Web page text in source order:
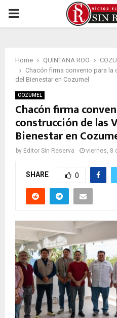
PRIMARY
Home QUINTANA ROO
Chacón firma convenio para
del Bienestar en Cozumel
COZUMEL
Chacón firma
construcción de las
Bienestar en
by Editor Sin Reserva viernes, 8
SHARE 0